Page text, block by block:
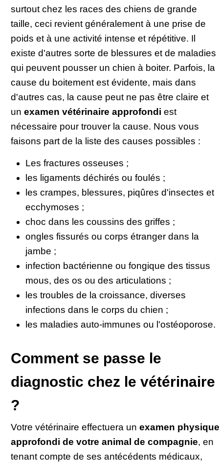
surtout chez les races des chiens de grande
taille, ceci revient généralement à une prise de
poids et à une activité intense et répétitive. Il
existe d'autres sorte de blessures et de maladies
qui peuvent pousser un chien à boiter. Parfois, la
cause du boitement est évidente, mais dans
d'autres cas, la cause peut ne pas être claire et
un examen vétérinaire approfondi est
nécessaire pour trouver la cause. Nous vous
faisons part de la liste des causes possibles :
Les fractures osseuses ;
les ligaments déchirés ou foulés ;
les crampes, blessures, piqûres d'insectes et
ecchymoses ;
choc dans les coussins des griffes ;
ongles fissurés ou corps étranger dans la
jambe ;
infection bactérienne ou fongique des tissus
mous, des os ou des articulations ;
les troubles de la croissance, diverses
infections dans le corps du chien ;
les maladies auto-immunes ou l'ostéoporose.
Comment se passe le
diagnostic chez le vétérinaire
?
Votre vétérinaire effectuera un examen physique
approfondi de votre animal de compagnie, en
tenant compte de ses antécédents médicaux,